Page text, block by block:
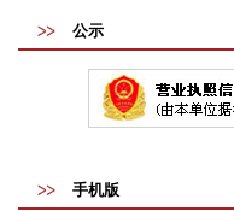
公示
手机版